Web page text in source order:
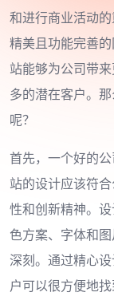
和进行商业活动
精美且功能完善
站能够为公司带
多的潜在客户。
呢？
首先，一个好的
站的设计应该符
性和创新精神。
色方案、字体和
深刻。通过精心
户可以很方便地